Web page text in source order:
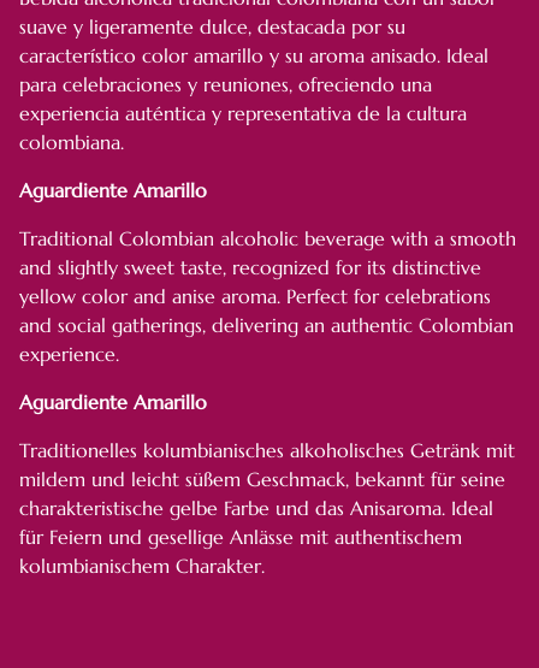
suave y ligeramente dulce, destacada por su
característico color amarillo y su aroma anisado. Ideal
para celebraciones y reuniones, ofreciendo una
experiencia auténtica y representativa de la cultura
colombiana.
Aguardiente Amarillo
Traditional Colombian alcoholic beverage with a smooth
and slightly sweet taste, recognized for its distinctive
yellow color and anise aroma. Perfect for celebrations
and social gatherings, delivering an authentic Colombian
experience.
Aguardiente Amarillo
Traditionelles kolumbianisches alkoholisches Getränk mit
mildem und leicht süßem Geschmack, bekannt für seine
charakteristische gelbe Farbe und das Anisaroma. Ideal
für Feiern und gesellige Anlässe mit authentischem
kolumbianischem Charakter.